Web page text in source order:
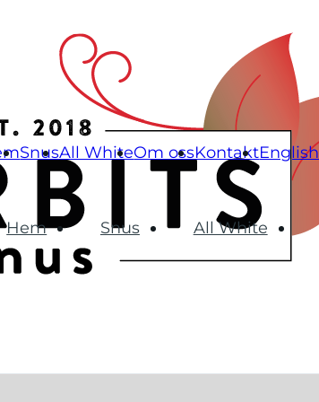
SnusAll WhiteOm ossKontaktEnglish
Hem Snus All White